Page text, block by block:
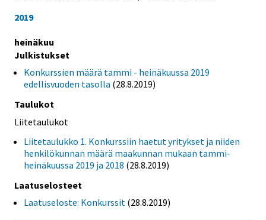
2019
heinäkuu
Julkistukset
Konkurssien määrä tammi - heinäkuussa 2019
edellisvuoden tasolla (28.8.2019)
Taulukot
Liitetaulukot
Liitetaulukko 1. Konkurssiin haetut yritykset ja niiden
henkilökunnan määrä maakunnan mukaan tammi-
heinäkuussa 2019 ja 2018 (28.8.2019)
Laatuselosteet
Laatuseloste: Konkurssit (28.8.2019)